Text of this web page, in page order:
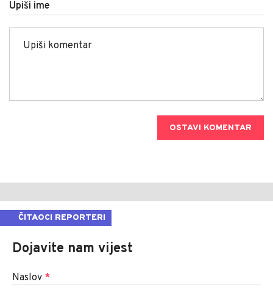
Upiši ime
OSTAVI KOMENTAR
ČITAOCI REPORTERI
Dojavite nam vijest
Naslov *